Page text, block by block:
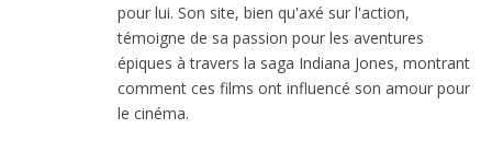
pour lui. Son site, bien qu'axé sur l'action,
témoigne de sa passion pour les aventures
épiques à travers la saga Indiana Jones, montrant
comment ces films ont influencé son amour pour
le cinéma.